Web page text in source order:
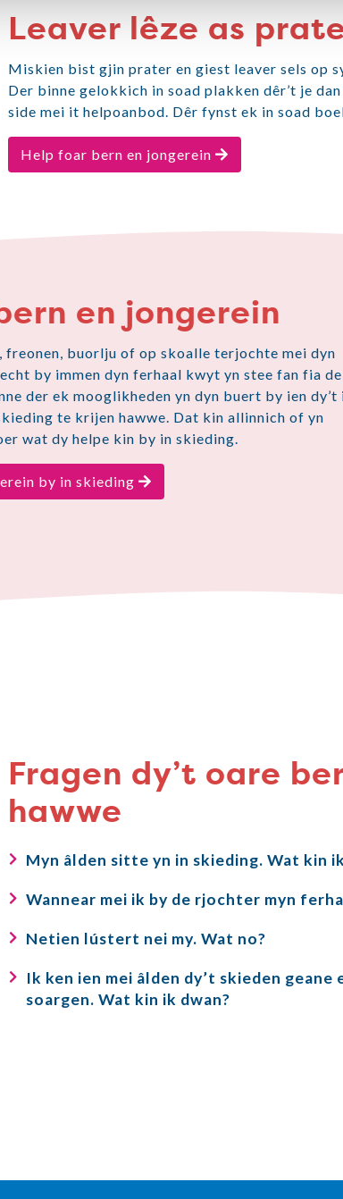
Leaver lêze as
Miskien bist gjin prater en giest leaver sels op
Der binne gelokkich in soad plakken dêr’t je
side mei it helpoanbod. Dêr fynst ek in soad
Help foar bern en jongerein
en jongerein
freonen, buorlju of op skoalle terjochte mei dyn
by immen dyn ferhaal kwyt yn stee fan fia de
der ek mooglikheden yn dyn buert by ien dy’t
te krijen hawwe. Dat kin allinnich of yn
wat dy helpe kin by in skieding.
by in skieding
Fragen dy’t oare
hawwe
Myn âlden sitte yn in skieding. Wat kin
Wannear mei ik by de rjochter myn
Netien lústert nei my. Wat no?
Ik ken ien mei âlden dy’t skieden geane
soargen. Wat kin ik dwan?